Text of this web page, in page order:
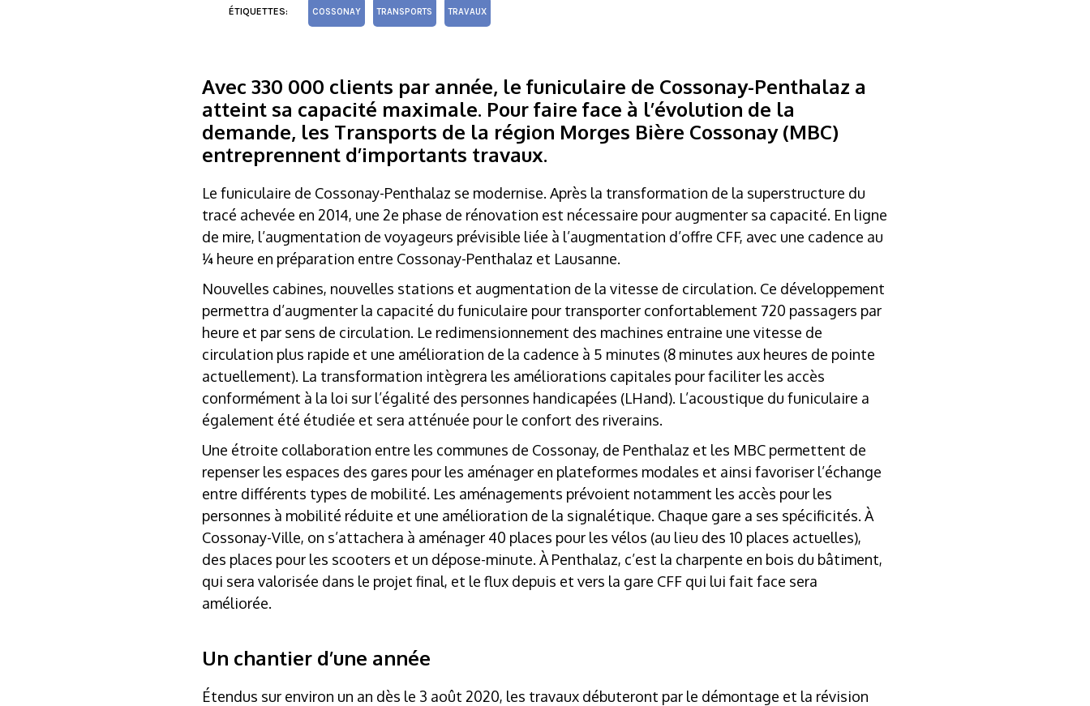
ÉTIQUETTES: COSSONAY TRANSPORTS TRAVAUX
Avec 330 000 clients par année, le funiculaire de Cossonay-Penthalaz a
atteint sa capacité maximale. Pour faire face à l’évolution de la
demande, les Transports de la région Morges Bière Cossonay (MBC)
entreprennent d’importants travaux.
Le funiculaire de Cossonay-Penthalaz se modernise. Après la transformation de la superstructure du
tracé achevée en 2014, une 2e phase de rénovation est nécessaire pour augmenter sa capacité. En ligne
de mire, l’augmentation de voyageurs prévisible liée à l’augmentation d’offre CFF, avec une cadence au
¼ heure en préparation entre Cossonay-Penthalaz et Lausanne.
Nouvelles cabines, nouvelles stations et augmentation de la vitesse de circulation. Ce développement
permettra d’augmenter la capacité du funiculaire pour transporter confortablement 720 passagers par
heure et par sens de circulation. Le redimensionnement des machines entraine une vitesse de
circulation plus rapide et une amélioration de la cadence à 5 minutes (8 minutes aux heures de pointe
actuellement). La transformation intègrera les améliorations capitales pour faciliter les accès
conformément à la loi sur l’égalité des personnes handicapées (LHand). L’acoustique du funiculaire a
également été étudiée et sera atténuée pour le confort des riverains.
Une étroite collaboration entre les communes de Cossonay, de Penthalaz et les MBC permettent de
repenser les espaces des gares pour les aménager en plateformes modales et ainsi favoriser l’échange
entre différents types de mobilité. Les aménagements prévoient notamment les accès pour les
personnes à mobilité réduite et une amélioration de la signalétique. Chaque gare a ses spécificités. À
Cossonay-Ville, on s’attachera à aménager 40 places pour les vélos (au lieu des 10 places actuelles),
des places pour les scooters et un dépose-minute. À Penthalaz, c’est la charpente en bois du bâtiment,
qui sera valorisée dans le projet final, et le flux depuis et vers la gare CFF qui lui fait face sera
améliorée.
Un chantier d’une année
Étendus sur environ un an dès le 3 août 2020, les travaux débuteront par le démontage et la révision